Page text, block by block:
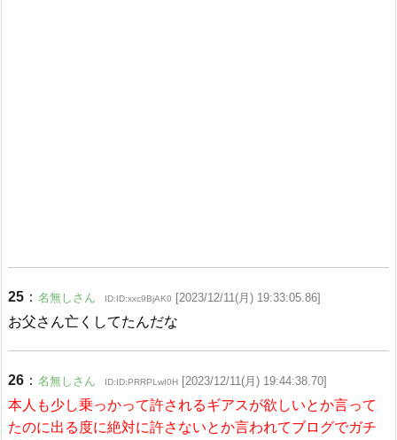
25 ： 名無しさん ID:ID:xxc9BjAK0 [2023/12/11(月) 19:33:05.86]
お父さん亡くしてたんだな
26 ： 名無しさん ID:ID:PRRPLwI0H [2023/12/11(月) 19:44:38.70]
本人も少し乗っかって許されるギアスが欲しいとか言って
たのに出る度に絶対に許さないとか言われてブログでガチ